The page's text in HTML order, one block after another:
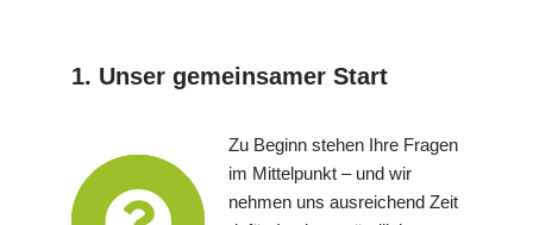
1. Unser gemeinsamer Start
Zu Beginn stehen Ihre Fragen
im Mittelpunkt – und wir
nehmen uns ausreichend Zeit